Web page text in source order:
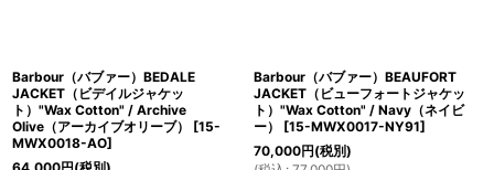
Barbour（バブァー）BEDALE
JACKET（ビデイルジャケッ
ト）"Wax Cotton" / Archive
Olive（アーカイブオリーブ）
[15-
MWX0018-AO]
Barbour（バブァー）BEAUFORT
JACKET（ビューフォートジャケッ
ト）"Wax Cotton" / Navy（ネイビ
ー）
[15-MWX0017-NY91]
70,000円(税別)